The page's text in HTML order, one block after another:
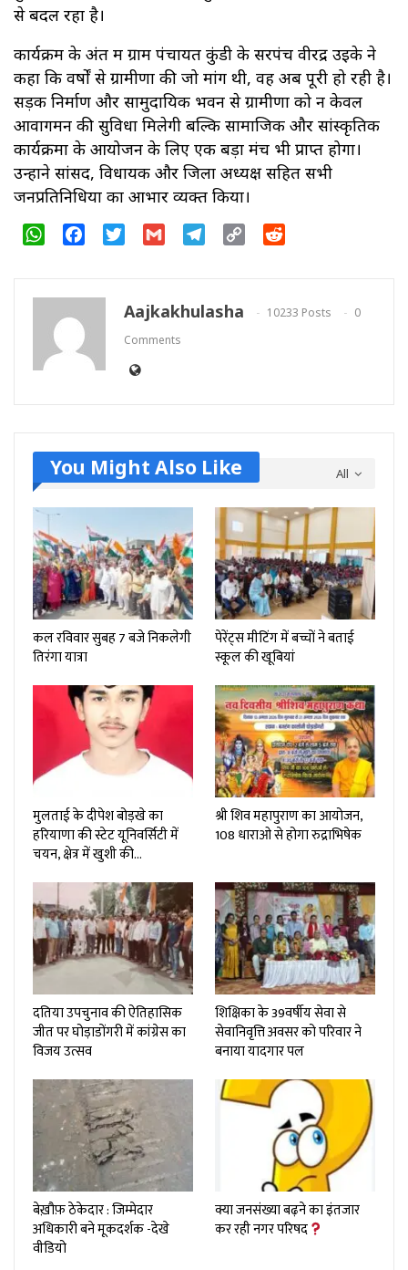
से बदल रहा है।
कार्यक्रम के अंत में ग्राम पंचायत कुंडी के सरपंच वीरेंद्र उइके ने
कहा कि वर्षों से ग्रामीणों की जो मांग थी, वह अब पूरी हो रही है।
सड़क निर्माण और सामुदायिक भवन से ग्रामीणों को न केवल
आवागमन की सुविधा मिलेगी बल्कि सामाजिक और सांस्कृतिक
कार्यक्रमों के आयोजन के लिए एक बड़ा मंच भी प्राप्त होगा।
उन्होंने सांसद, विधायक और जिला अध्यक्ष सहित सभी
जनप्रतिनिधियों का आभार व्यक्त किया।
WhatsAppFacebookTwitter Gmail Telegram
Copy
Aajkakhulasha 10233 Posts
0
Comments
All
You Might Also Like
कल रविवार सुबह 7 बजे निकलेगी
तिरंगा यात्रा
पेरेंट्स मीटिंग में बच्चों ने बताई
स्कूल की खूबियां
मुलताई के दीपेश बोड़खे का
हरियाणा की स्टेट यूनिवर्सिटी में
चयन, क्षेत्र में खुशी की…
श्री शिव महापुराण का आयोजन,
108 धाराओ से होगा रुद्राभिषेक
दतिया उपचुनाव की ऐतिहासिक
जीत पर घोड़ाडोंगरी में कांग्रेस का
विजय उत्सव
शिक्षिका के 39वर्षीय सेवा से
सेवानिवृत्ति अवसर को परिवार ने
बनाया यादगार पल
बेख़ौफ़ ठेकेदार : जिम्मेदार
अधिकारी बने मूकदर्शक -देखे
वीडियो
क्या जनसंख्या बढ़ने का इंतजार
कर रही नगर परिषद